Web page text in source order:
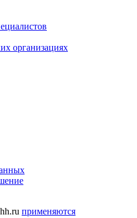
организациях
применяются